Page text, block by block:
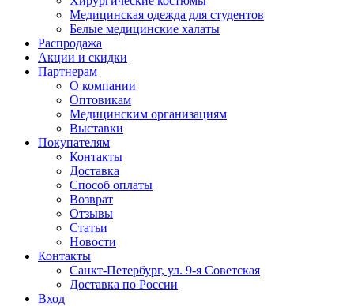
Медицинская одежда для студентов
Белые медицинские халаты
Распродажа
Акции и скидки
Партнерам
О компании
Оптовикам
Медицинским организациям
Выставки
Покупателям
Контакты
Доставка
Способ оплаты
Возврат
Отзывы
Статьи
Новости
Контакты
Санкт-Петербург, ул. 9-я Советская
Доставка по России
Вход